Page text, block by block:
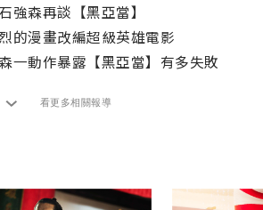
強森再談【黑亞當】
的漫畫改編超級英雄電影
一動作暴露【黑亞當】有多失敗
看更多相關報導